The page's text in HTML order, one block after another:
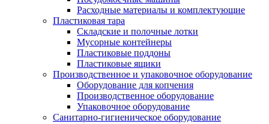
Расходные материалы и комплектующие
Пластиковая тара
Складские и полочные лотки
Мусорные контейнеры
Пластиковые поддоны
Пластиковые ящики
Производственное и упаковочное оборудование
Оборудование для копчения
Производственное оборудование
Упаковочное оборудование
Санитарно-гигиеническое оборудование